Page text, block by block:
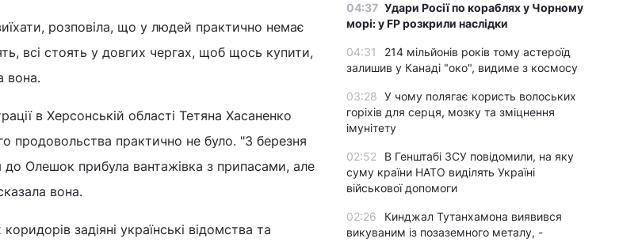
розповіла, що у людей практично немає
всі стоять у довгих чергах, щоб щось купити,
вона.
в Херсонській області Тетяна Хасаненко
продовольства практично не було. "З березня
Олешок прибула вантажівка з припасами, але
вона.
задіяні українські відомства та
04:37 Удари Росії по кораблях у Чорному
морі: у FP розкрили наслідки
04:31
214 мільйонів років тому астероїд
залишив у Канаді "око", видиме з космосу
03:28 У чому полягає користь волоських
горіхів для серця, мозку та зміцнення
імунітету
02:52
В Генштабі ЗСУ повідомили, на яку
суму країни НАТО виділять Україні
військової допомоги
02:26
Кинджал Тутанхамона виявився
викуваним із позаземного металу, -